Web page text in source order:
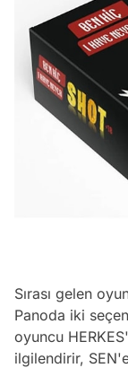
Sırası gelen
Panoda iki
oyuncu
ilgilendirir,